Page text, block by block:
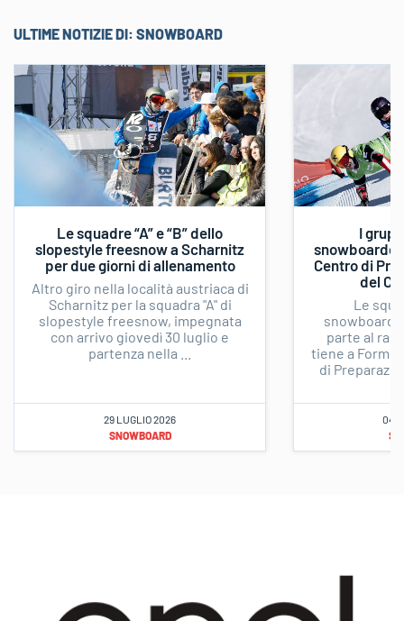
ULTIME NOTIZIE DI: SNOWBOARD
Le squadre “A” e “B” dello
slopestyle freesnow a Scharnitz
per due giorni di allenamento
Altro giro nella località austriaca di
Scharnitz per la squadra "A" di
slopestyle freesnow, impegnata
con arrivo giovedì 30 luglio e
partenza nella ...
29 LUGLIO 2026
SNOWBOARD
I
Centro di
del
Le
parte al
tiene a
di
04